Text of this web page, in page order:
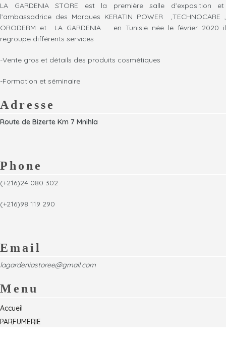
LA GARDENIA STORE est la première salle d’exposition et
l’ambassadrice des Marques KERATIN POWER ,TECHNOCARE ,
ORODERM et LA GARDENIA en Tunisie née le février 2020 il
regroupe différents services
-Vente gros et détails des produits cosmétiques
-Formation et séminaire
Adresse
Route de Bizerte Km 7 Mnihla
Phone
(+216)24 080 302
(+216)98 119 290
Email
lagardeniastoree@gmail.com
Menu
Accueil
PARFUMERIE